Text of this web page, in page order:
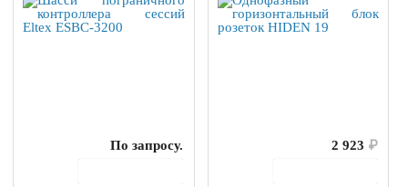
По запросу.
2 923 ₽